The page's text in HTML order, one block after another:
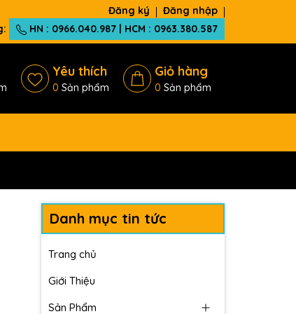
Đăng ký
Đăng nhập
HN : 0966.040.987 | HCM : 0963.380.587
Yêu thích
0 Sản phẩm
Giỏ hàng
0 Sản phẩm
Danh mục tin tức
Trang chủ
Giới Thiệu
Sản Phẩm